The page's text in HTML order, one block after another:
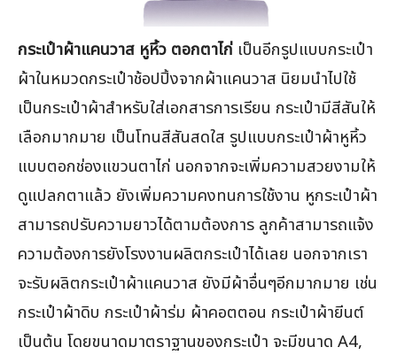
กระเป๋าผ้าแคนวาส หูหิ้ว ตอกตาไก่ เป็นอีกรูปแบบกระเป๋า
ผ้าในหมวดกระเป๋าช้อปปิ้งจากผ้าแคนวาส นิยมนำไปใช้
เป็นกระเป๋าผ้าสำหรับใส่เอกสารการเรียน กระเป๋ามีสีสันให้
เลือกมากมาย เป็นโทนสีสันสดใส รูปแบบกระเป๋าผ้าหูหิ้ว
แบบตอกช่องแขวนตาไก่ นอกจากจะเพิ่มความสวยงามให้
ดูแปลกตาแล้ว ยังเพิ่มความคงทนการใช้งาน หูกระเป๋าผ้า
สามารถปรับความยาวได้ตามต้องการ ลูกค้าสามารถแจ้ง
ความต้องการยังโรงงานผลิตกระเป๋าได้เลย นอกจากเรา
จะรับผลิตกระเป๋าผ้าแคนวาส ยังมีผ้าอื่นๆอีกมากมาย เช่น
กระเป๋าผ้าดิบ กระเป๋าผ้าร่ม ผ้าคอตตอน กระเป๋าผ้ายีนต์
เป็นต้น โดยขนาดมาตราฐานของกระเป๋า จะมีขนาด A4,